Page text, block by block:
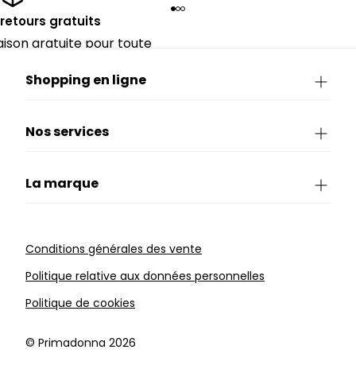
gratuits
gratuite pour toute
Shopping en ligne
Nos services
La marque
Conditions générales des vente
Politique relative aux données personnelles
Politique de cookies
©️ Primadonna 2026